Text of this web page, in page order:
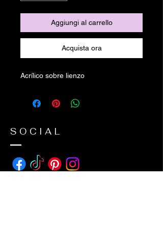
Aggiungi al carrello
Acquista ora
Acrílico sobre lienzo
SOCIAL